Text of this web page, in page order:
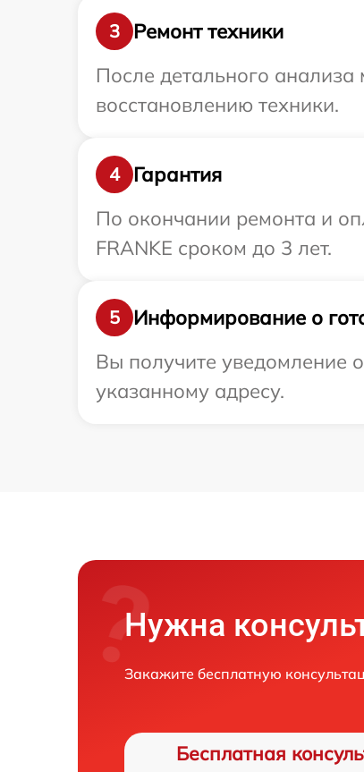
3
Ремонт техники
После детального
восстановлению техники.
4
Гарантия
По окончании ремонта и
FRANKE сроком до 3 лет.
5
Информирование о
Вы получите уведомление
указанному адресу.
Нужна
Закажите бесплатную
Бесплатная